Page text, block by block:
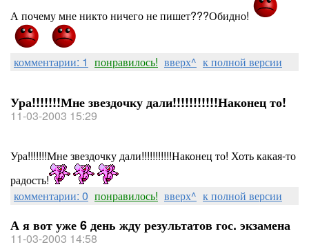
А почему мне никто ничего не пишет???Обидно!
комментарии: 1 понравилось! вверх^ к полной версии
Ура!!!!!!!Мне звездочку дали!!!!!!!!!!!Наконец то!
11-03-2003 15:29
Ура!!!!!!!Мне звездочку дали!!!!!!!!!!!Наконец то! Хоть какая-то
радость!
комментарии: 0 понравилось! вверх^ к полной версии
А я вот уже 6 день жду результатов гос. экзамена
11-03-2003 14:58